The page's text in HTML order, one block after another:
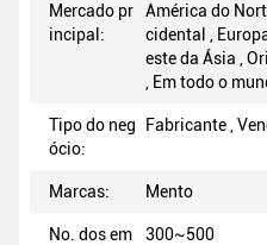
Mercado pr
incipal:
América do
cidental ,
este da Ásia ,
, Em todo o
Tipo do neg
ócio:
Fabricante ,
Marcas: Mento
No. dos em
300~500